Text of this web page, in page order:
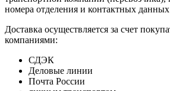
номера отделения и контактных данных
Доставка осуществляется за счет
компаниями:
СДЭК
Деловые линии
Почта России